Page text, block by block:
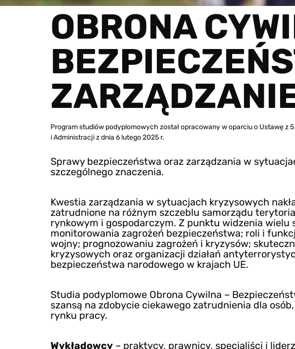
OBRONA
Program studiów podyplomowych został opracowany w oparciu o Ustawę z
i Administracji z dnia 6 lutego 2025 r.
Sprawy bezpieczeństwa oraz zarządzania w
szczególnego znaczenia.
Kwestia zarządzania w sytuacjach kryzysowych
zatrudnione na różnym szczeblu samorządu
rynkowym i gospodarczym. Z punktu widzenia wielu
monitorowania zagrożeń bezpieczeństwa; roli i
wojny; prognozowaniu zagrożeń i kryzysów;
kryzysowych oraz organizacji działań
bezpieczeństwa narodowego w krajach UE.
Studia podyplomowe Obrona Cywilna –
szansą na zdobycie ciekawego zatrudnienia dla
rynku pracy.
Wykładowcy – praktycy, prawnicy, specjaliści i